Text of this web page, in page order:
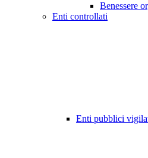
Benessere
Enti controllati
Enti pubblici